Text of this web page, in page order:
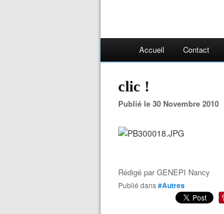
Accueil Contact
clic !
Publié le 30 Novembre 2010
Rédigé parGENEPI Nancy
Publié dans#Autres